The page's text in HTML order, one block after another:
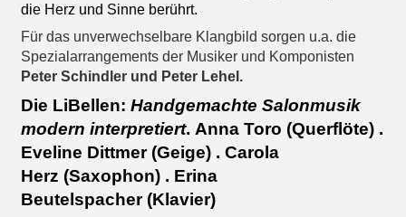
die Herz und Sinne berührt.
Für das unverwechselbare Klangbild sorgen u.a. die
Spezialarrangements der Musiker und Komponisten
Peter Schindler und Peter Lehel.
Die LiBellen: Handgemachte Salonmusik
modern interpretiert. Anna Toro (Querflöte) .
Eveline Dittmer(Geige) . Carola
Herz (Saxophon) . Erina
Beutelspacher (Klavier)